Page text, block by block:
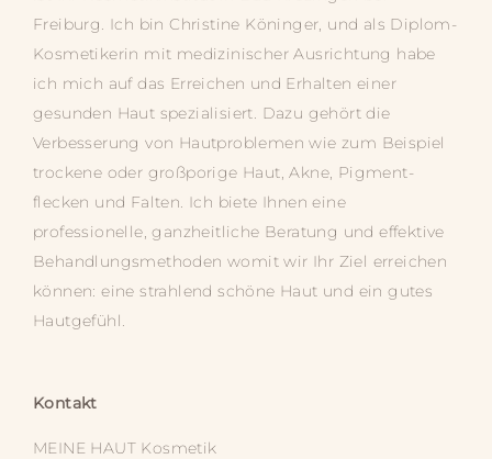
Freiburg. Ich bin Christine Köninger, und als Diplom-
Kosmetikerin mit medizinischer Ausrichtung habe
ich mich auf das Erreichen und Erhalten einer
gesunden Haut spezialisiert. Dazu gehört die
Verbesserung von Hautproblemen wie zum Beispiel
trockene oder großporige Haut, Akne, Pigment­­
flecken und Falten. Ich biete Ihnen eine
professionelle, ganz­­heitliche Beratung und effektive
Behandlungs­­methoden womit wir Ihr Ziel erreichen
können: eine strahlend schöne Haut und ein gutes
Hautgefühl.
Kontakt
MEINE HAUT Kosmetik